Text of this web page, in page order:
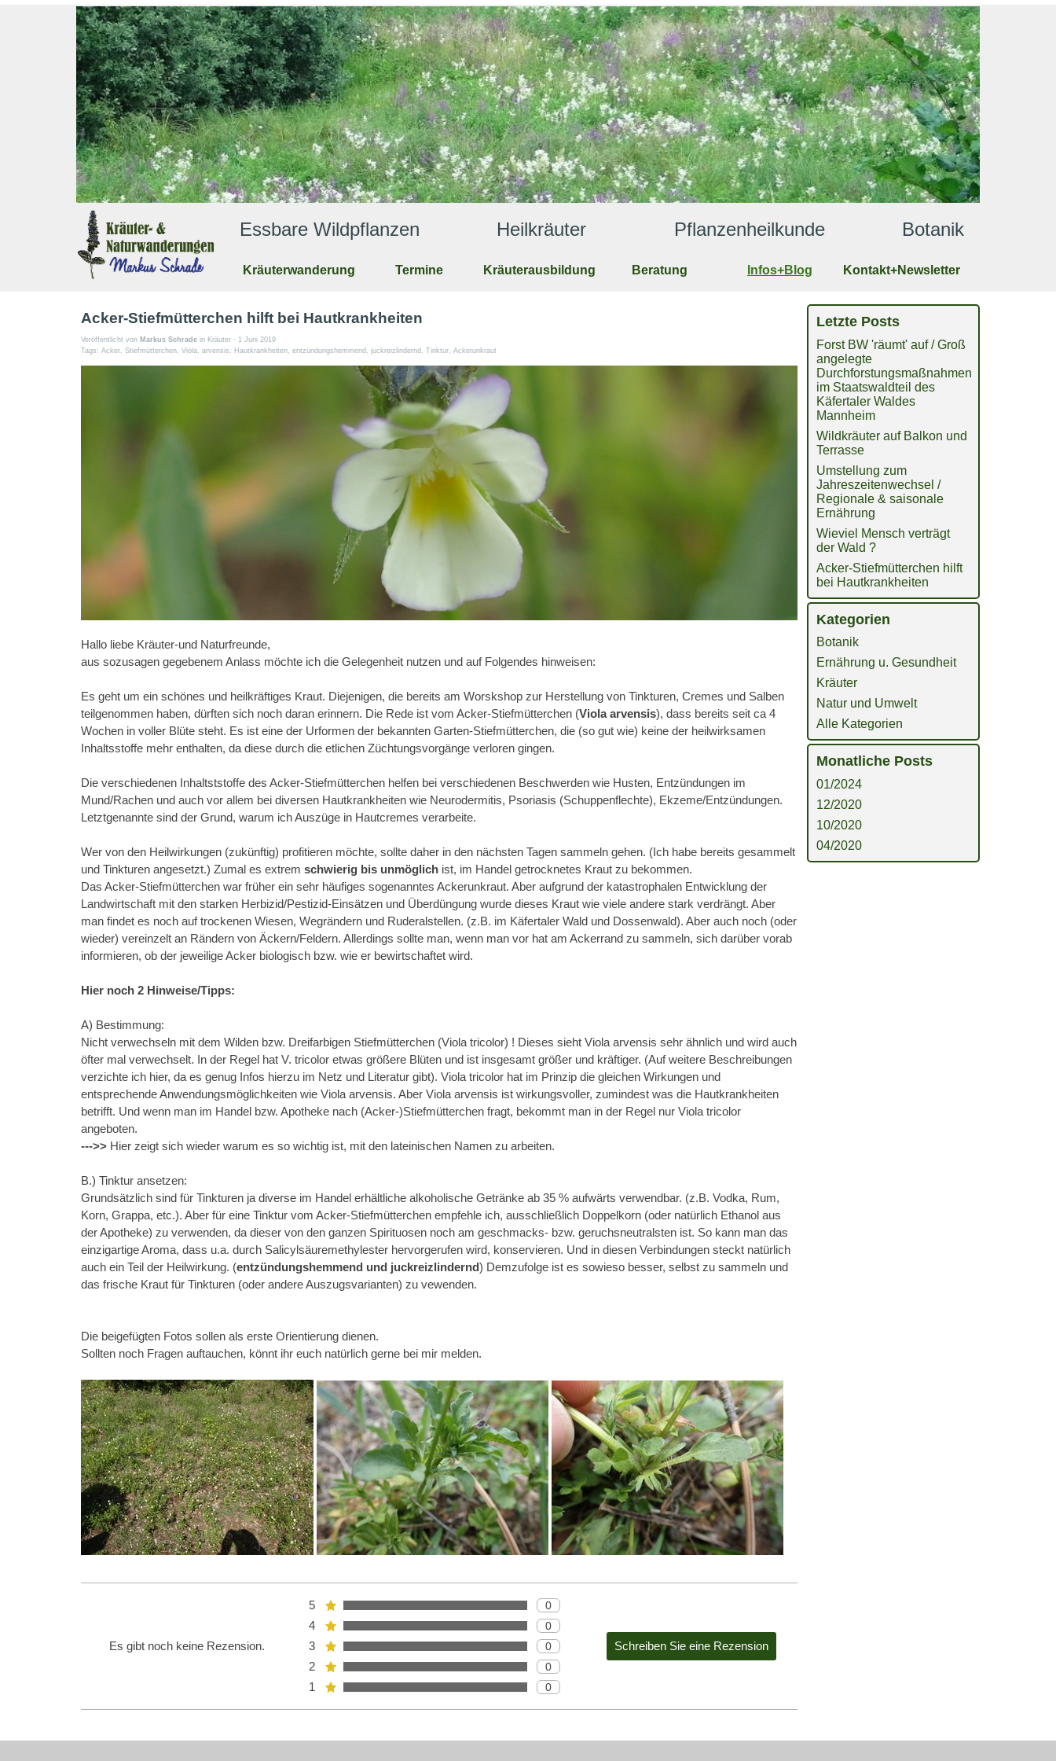
Kräuterwanderung Termine Kräuterausbildung Beratung Infos+Blog Kontakt+Newsletter
Essbare Wildpflanzen              Heilkräuter                Pflanzenheilkunde              Botanik
Acker-Stiefmütterchen hilft bei Hautkrankheiten
Veröffentlicht von Markus Schrade in Kräuter · 1 Juni 2019
Tags: Acker, Stiefmütterchen, Viola, arvensis , Hautkrankheiten, entzündungshemmend , juckreizlindernd , Tinktur, Ackerunkraut
Hallo liebe Kräuter-und Naturfreunde,
aus sozusagen gegebenem Anlass möchte ich die Gelegenheit nutzen und auf Folgendes hinweisen:
Es geht um ein schönes und heilkräftiges Kraut. Diejenigen, die bereits am Worskshop zur Herstellung von Tinkturen, Cremes und Salben
teilgenommen haben, dürften sich noch daran erinnern. Die Rede ist vom Acker-Stiefmütterchen (Viola arvensis), dass bereits seit ca 4
Wochen in voller Blüte steht. Es ist eine der Urformen der bekannten Garten-Stiefmütterchen, die (so gut wie) keine der heilwirksamen
Inhaltsstoffe mehr enthalten, da diese durch die etlichen Züchtungsvorgänge verloren gingen.
Die verschiedenen Inhaltststoffe des Acker-Stiefmütterchen helfen bei verschiedenen Beschwerden wie Husten, Entzündungen im
Mund/Rachen und auch vor allem bei diversen Hautkrankheiten wie Neurodermitis, Psoriasis (Schuppenflechte), Ekzeme/Entzündungen.
Letztgenannte sind der Grund, warum ich Auszüge in Hautcremes verarbeite.
Wer von den Heilwirkungen (zukünftig) profitieren möchte, sollte daher in den nächsten Tagen sammeln gehen. (Ich habe bereits gesammelt
und Tinkturen angesetzt.) Zumal es extrem schwierig bis unmöglich ist, im Handel getrocknetes Kraut zu bekommen.
Das Acker-Stiefmütterchen war früher ein sehr häufiges sogenanntes Ackerunkraut. Aber aufgrund der katastrophalen Entwicklung der
Landwirtschaft mit den starken Herbizid/Pestizid-Einsätzen und Überdüngung wurde dieses Kraut wie viele andere stark verdrängt. Aber
man findet es noch auf trockenen Wiesen, Wegrändern und Ruderalstellen. (z.B. im Käfertaler Wald und Dossenwald). Aber auch noch (oder
wieder) vereinzelt an Rändern von Äckern/Feldern. Allerdings sollte man, wenn man vor hat am Ackerrand zu sammeln, sich darüber vorab
informieren, ob der jeweilige Acker biologisch bzw. wie er bewirtschaftet wird.
Hier noch 2 Hinweise/Tipps:
A) Bestimmung:
Nicht verwechseln mit dem Wilden bzw. Dreifarbigen Stiefmütterchen (Viola tricolor) ! Dieses sieht Viola arvensis sehr ähnlich und wird auch
öfter mal verwechselt. In der Regel hat V. tricolor etwas größere Blüten und ist insgesamt größer und kräftiger. (Auf weitere Beschreibungen
verzichte ich hier, da es genug Infos hierzu im Netz und Literatur gibt). Viola tricolor hat im Prinzip die gleichen Wirkungen und
entsprechende Anwendungsmöglichkeiten wie Viola arvensis. Aber Viola arvensis ist wirkungsvoller, zumindest was die Hautkrankheiten
betrifft. Und wenn man im Handel bzw. Apotheke nach (Acker-)Stiefmütterchen fragt, bekommt man in der Regel nur Viola tricolor
angeboten.
--->> Hier zeigt sich wieder warum es so wichtig ist, mit den lateinischen Namen zu arbeiten.
B.) Tinktur ansetzen:
Grundsätzlich sind für Tinkturen ja diverse im Handel erhältliche alkoholische Getränke ab 35 % aufwärts verwendbar. (z.B. Vodka, Rum,
Korn, Grappa, etc.). Aber für eine Tinktur vom Acker-Stiefmütterchen empfehle ich, ausschließlich Doppelkorn (oder natürlich Ethanol aus
der Apotheke) zu verwenden, da dieser von den ganzen Spirituosen noch am geschmacks- bzw. geruchsneutralsten ist. So kann man das
einzigartige Aroma, dass u.a. durch Salicylsäuremethylester hervorgerufen wird, konservieren. Und in diesen Verbindungen steckt natürlich
auch ein Teil der Heilwirkung. (entzündungshemmend und juckreizlindernd) Demzufolge ist es sowieso besser, selbst zu sammeln und
das frische Kraut für Tinkturen (oder andere Auszugsvarianten) zu vewenden.
Die beigefügten Fotos sollen als erste Orientierung dienen.
Sollten noch Fragen auftauchen, könnt ihr euch natürlich gerne bei mir melden.
Es gibt noch keine Rezension.
5
0
4
0
3
0
2
0
1
0
Letzte Posts
Forst BW 'räumt' auf / Groß
angelegte
Durchforstungsmaßnahmen
im Staatswaldteil des
Käfertaler Waldes
Mannheim
Wildkräuter auf Balkon und
Terrasse
Umstellung zum
Jahreszeitenwechsel /
Regionale & saisonale
Ernährung
Wieviel Mensch verträgt
der Wald ?
Acker-Stiefmütterchen hilft
bei Hautkrankheiten
Kategorien
Botanik
Ernährung u. Gesundheit
Kräuter
Natur und Umwelt
Alle Kategorien
Monatliche Posts
01/2024
12/2020
10/2020
04/2020